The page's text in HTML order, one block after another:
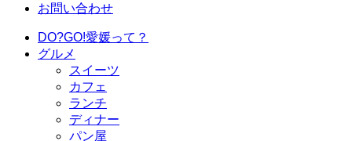
お問い合わせ
DO?GO!愛媛って？
グルメ
スイーツ
カフェ
ランチ
ディナー
パン屋